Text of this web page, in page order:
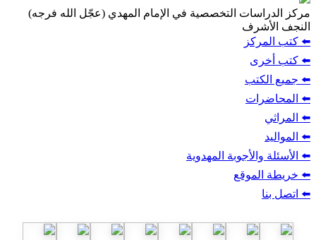
التخصصية في الإمام المهدي (عجّل الله فرجه)
المهدوية